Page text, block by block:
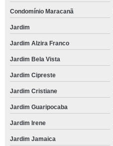
Condomínio Maracanã
Jardim
Jardim Alzira Franco
Jardim Bela Vista
Jardim Cipreste
Jardim Cristiane
Jardim Guaripocaba
Jardim Irene
Jardim Jamaica